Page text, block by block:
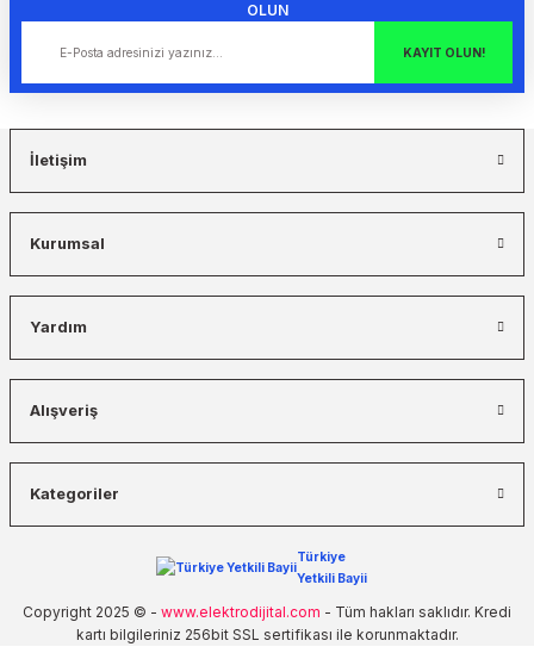
OLUN
KAYIT OLUN!
İletişim
Kurumsal
Yardım
Alışveriş
Kategoriler
Türkiye
Yetkili Bayii
Copyright 2025 © - www.elektrodijital.com - Tüm hakları saklıdır. Kredi
kartı bilgileriniz 256bit SSL sertifikası ile korunmaktadır.